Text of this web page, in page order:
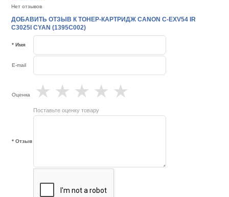
Нет отзывов
ДОБАВИТЬ ОТЗЫВ К ТОНЕР-КАРТРИДЖ CANON C-EXV54 IR
C3025I CYAN (1395C002)
* Имя
E-mail
Оценка ★
★
★
★
★
Поставьте оценку товару
* Отзыв